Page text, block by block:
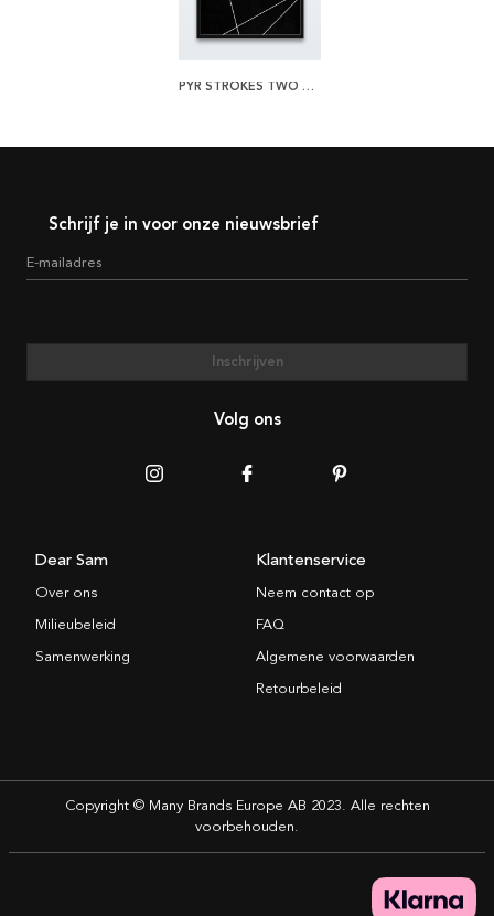
PYR STROKES TWO POSTER
Schrijf je in voor onze nieuwsbrief
E-mailadres
Inschrijven
Volg ons
Dear Sam
Over ons
Milieubeleid
Samenwerking
Klantenservice
Neem contact op
FAQ
Algemene voorwaarden
Retourbeleid
Copyright © Many Brands Europe AB 2023. Alle rechten
voorbehouden.